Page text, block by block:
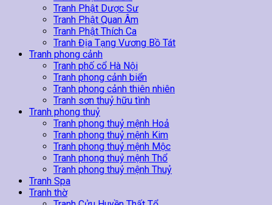
Tranh Phật Dược Sư
Tranh Phật Quan Âm
Tranh Phật Thích Ca
Tranh Địa Tạng Vương Bồ Tát
Tranh phong cảnh
Tranh phố cổ Hà Nội
Tranh phong cảnh biển
Tranh phong cảnh thiên nhiên
Tranh sơn thuỷ hữu tình
Tranh phong thuỷ
Tranh phong thuỷ mệnh Hoả
Tranh phong thuỷ mệnh Kim
Tranh phong thuỷ mệnh Mộc
Tranh phong thuỷ mệnh Thổ
Tranh phong thuỷ mệnh Thuỷ
Tranh Spa
Tranh thờ